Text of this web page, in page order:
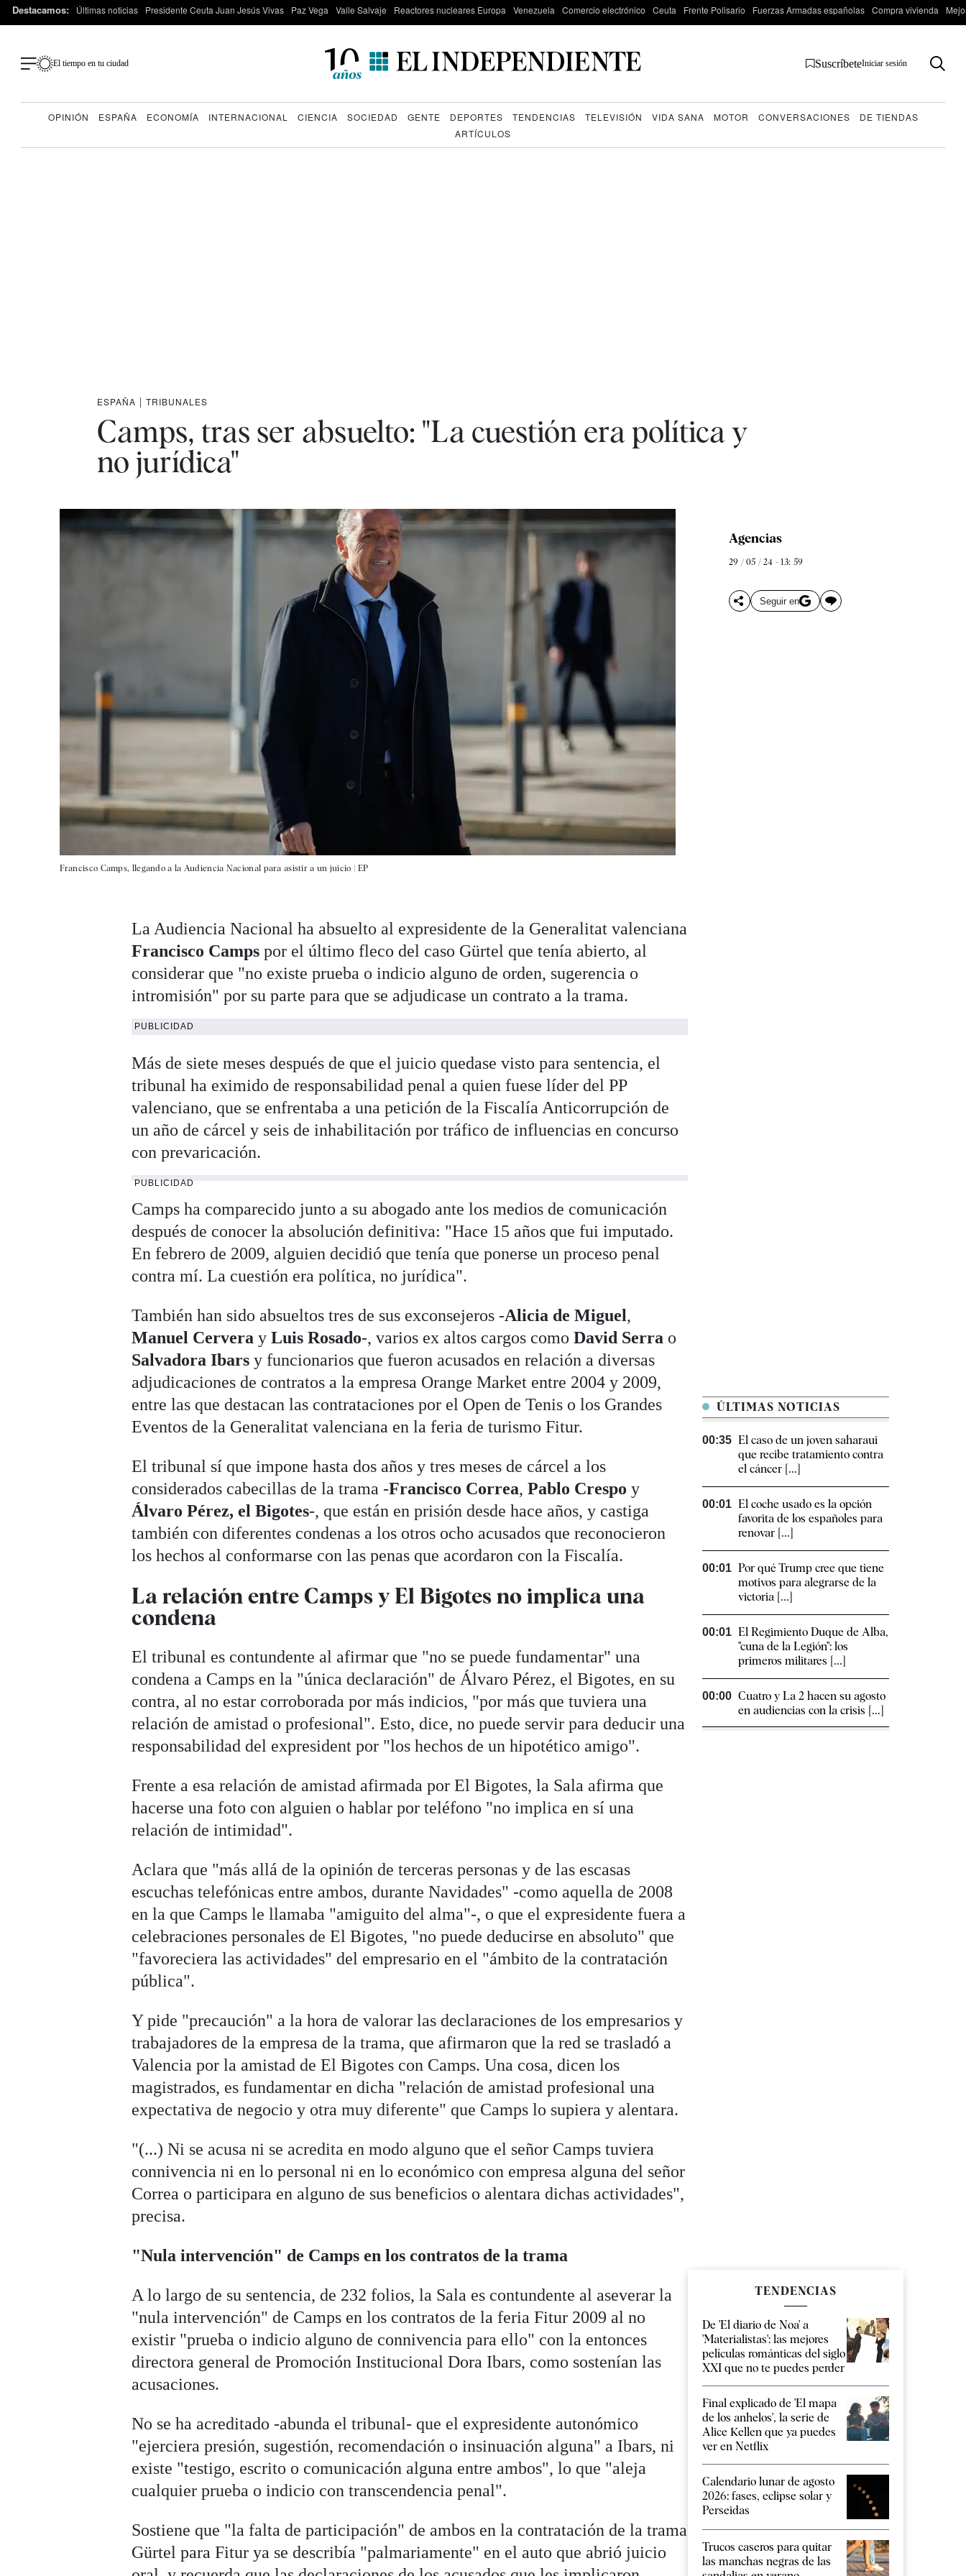
Destacamos: Últimas noticias Presidente Ceuta Juan Jesús Vivas Paz Vega Valle Salvaje Reactores nucleares Europa Venezuela Comercio electrónico Ceuta Frente Polisario Fuerzas Armadas españolas Compra vivienda
El tiempo en tu ciudad SuscríbeteIniciar sesión
OPINIÓN ESPAÑA ECONOMÍA INTERNACIONAL CIENCIA SOCIEDAD GENTE DEPORTES TENDENCIAS TELEVISIÓN VIDA SANA MOTOR CONVERSACIONES
DE TIENDAS
ARTÍCULOS
ESPAÑA | TRIBUNALES
Camps, tras ser absuelto: "La cuestión era política y
no jurídica"
Francisco Camps, llegando a la Audiencia Nacional para asistir a un juicio | EP
Agencias
29 / 05 / 24 - 13: 59
Seguir en
La Audiencia Nacional ha absuelto al expresidente de la Generalitat valenciana
Francisco Camps por el último fleco del caso Gürtel que tenía abierto, al
considerar que "no existe prueba o indicio alguno de orden, sugerencia o
intromisión" por su parte para que se adjudicase un contrato a la trama.
PUBLICIDAD
Más de siete meses después de que el juicio quedase visto para sentencia, el
tribunal ha eximido de responsabilidad penal a quien fuese líder del PP
valenciano, que se enfrentaba a una petición de la Fiscalía Anticorrupción de
un año de cárcel y seis de inhabilitación por tráfico de influencias en concurso
con prevaricación.
PUBLICIDAD
Camps ha comparecido junto a su abogado ante los medios de comunicación
después de conocer la absolución definitiva: "Hace 15 años que fui imputado.
En febrero de 2009, alguien decidió que tenía que ponerse un proceso penal
contra mí. La cuestión era política, no jurídica".
También han sido absueltos tres de sus exconsejeros -Alicia de Miguel ,
Manuel Cervera yLuis Rosado-, varios ex altos cargos comoDavid Serra o
Salvadora Ibars y funcionarios que fueron acusados en relación a diversas
adjudicaciones de contratos a la empresa Orange Market entre 2004 y 2009,
entre las que destacan las contrataciones por el Open de Tenis o los Grandes
Eventos de la Generalitat valenciana en la feria de turismo Fitur.
El tribunal sí que impone hasta dos años y tres meses de cárcel a los
considerados cabecillas de la trama -Francisco Correa,Pablo Crespo y
Álvaro Pérez, el Bigotes-, que están en prisión desde hace años, y castiga
también con diferentes condenas a los otros ocho acusados que reconocieron
los hechos al conformarse con las penas que acordaron con la Fiscalía.
La relación entre Camps y El Bigotes no implica una
condena
El tribunal es contundente al afirmar que "no se puede fundamentar" una
condena a Camps en la "única declaración" de Álvaro Pérez, el Bigotes, en su
contra, al no estar corroborada por más indicios, "por más que tuviera una
relación de amistad o profesional". Esto, dice, no puede servir para deducir una
responsabilidad del expresident por "los hechos de un hipotético amigo".
Frente a esa relación de amistad afirmada por El Bigotes, la Sala afirma que
hacerse una foto con alguien o hablar por teléfono "no implica en sí una
relación de intimidad".
Aclara que "más allá de la opinión de terceras personas y de las escasas
escuchas telefónicas entre ambos, durante Navidades" -como aquella de 2008
en la que Camps le llamaba "amiguito del alma"-, o que el expresidente fuera a
celebraciones personales de El Bigotes, "no puede deducirse en absoluto" que
"favoreciera las actividades" del empresario en el "ámbito de la contratación
pública".
Y pide "precaución" a la hora de valorar las declaraciones de los empresarios y
trabajadores de la empresa de la trama, que afirmaron que la red se trasladó a
Valencia por la amistad de El Bigotes con Camps. Una cosa, dicen los
magistrados, es fundamentar en dicha "relación de amistad profesional una
expectativa de negocio y otra muy diferente" que Camps lo supiera y alentara.
"(...) Ni se acusa ni se acredita en modo alguno que el señor Camps tuviera
connivencia ni en lo personal ni en lo económico con empresa alguna del señor
Correa o participara en alguno de sus beneficios o alentara dichas actividades",
precisa.
"Nula intervención" de Camps en los contratos de la trama
A lo largo de su sentencia, de 232 folios, la Sala es contundente al aseverar la
"nula intervención" de Camps en los contratos de la feria Fitur 2009 al no
existir "prueba o indicio alguno de connivencia para ello" con la entonces
directora general de Promoción Institucional Dora Ibars, como sostenían las
acusaciones.
No se ha acreditado -abunda el tribunal- que el expresidente autonómico
"ejerciera presión, sugestión, recomendación o insinuación alguna" a Ibars, ni
existe "testigo, escrito o comunicación alguna entre ambos", lo que "aleja
cualquier prueba o indicio con transcendencia penal".
Sostiene que "la falta de participación" de ambos en la contratación de la trama
Gürtel para Fitur ya se describía "palmariamente" en el auto que abrió juicio
ÚLTIMAS NOTICIAS
00:35 El caso de un joven saharaui
que recibe tratamiento contra
el cáncer [...]
00:01 El coche usado es la opción
favorita de los españoles para
renovar [...]
00:01 Por qué Trump cree que tiene
motivos para alegrarse de la
victoria [...]
00:01 El Regimiento Duque de Alba,
"cuna de la Legión": los
primeros militares [...]
00:00 Cuatro y La 2 hacen su agosto
en audiencias con la crisis [...]
TENDENCIAS
De 'El diario de Noa' a
'Materialistas': las mejores
películas románticas del siglo
XXI que no te puedes perder
Final explicado de 'El mapa
de los anhelos', la serie de
Alice Kellen que ya puedes
ver en Netflix
Calendario lunar de agosto
2026: fases, eclipse solar y
Perseidas
Trucos caseros para quitar
las manchas negras de las